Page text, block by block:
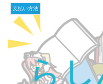
支払い方法